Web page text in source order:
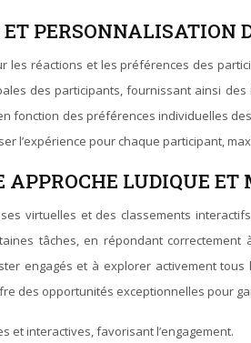
PERSONNALISATION
réactions et les préférences des
des participants, fournissant ainsi
fonction des préférences individuelles
l’expérience pour chaque participant,
APPROCHE LUDIQUE
virtuelles et des classements
tâches, en répondant
engagés et à explorer activement
des opportunités exceptionnelles pour
et interactives, favorisant l’engagement.